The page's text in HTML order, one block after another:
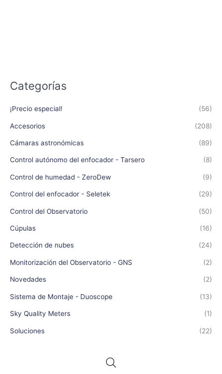
Categorías
¡Precio especial! (56)
Accesorios (208)
Cámaras astronómicas (89)
Control autónomo del enfocador - Tarsero (8)
Control de humedad - ZeroDew (9)
Control del enfocador - Seletek (29)
Control del Observatorio (50)
Cúpulas (16)
Detección de nubes (24)
Monitorización del Observatorio - GNS (2)
Novedades (2)
Sistema de Montaje - Duoscope (13)
Sky Quality Meters (1)
Soluciones (22)